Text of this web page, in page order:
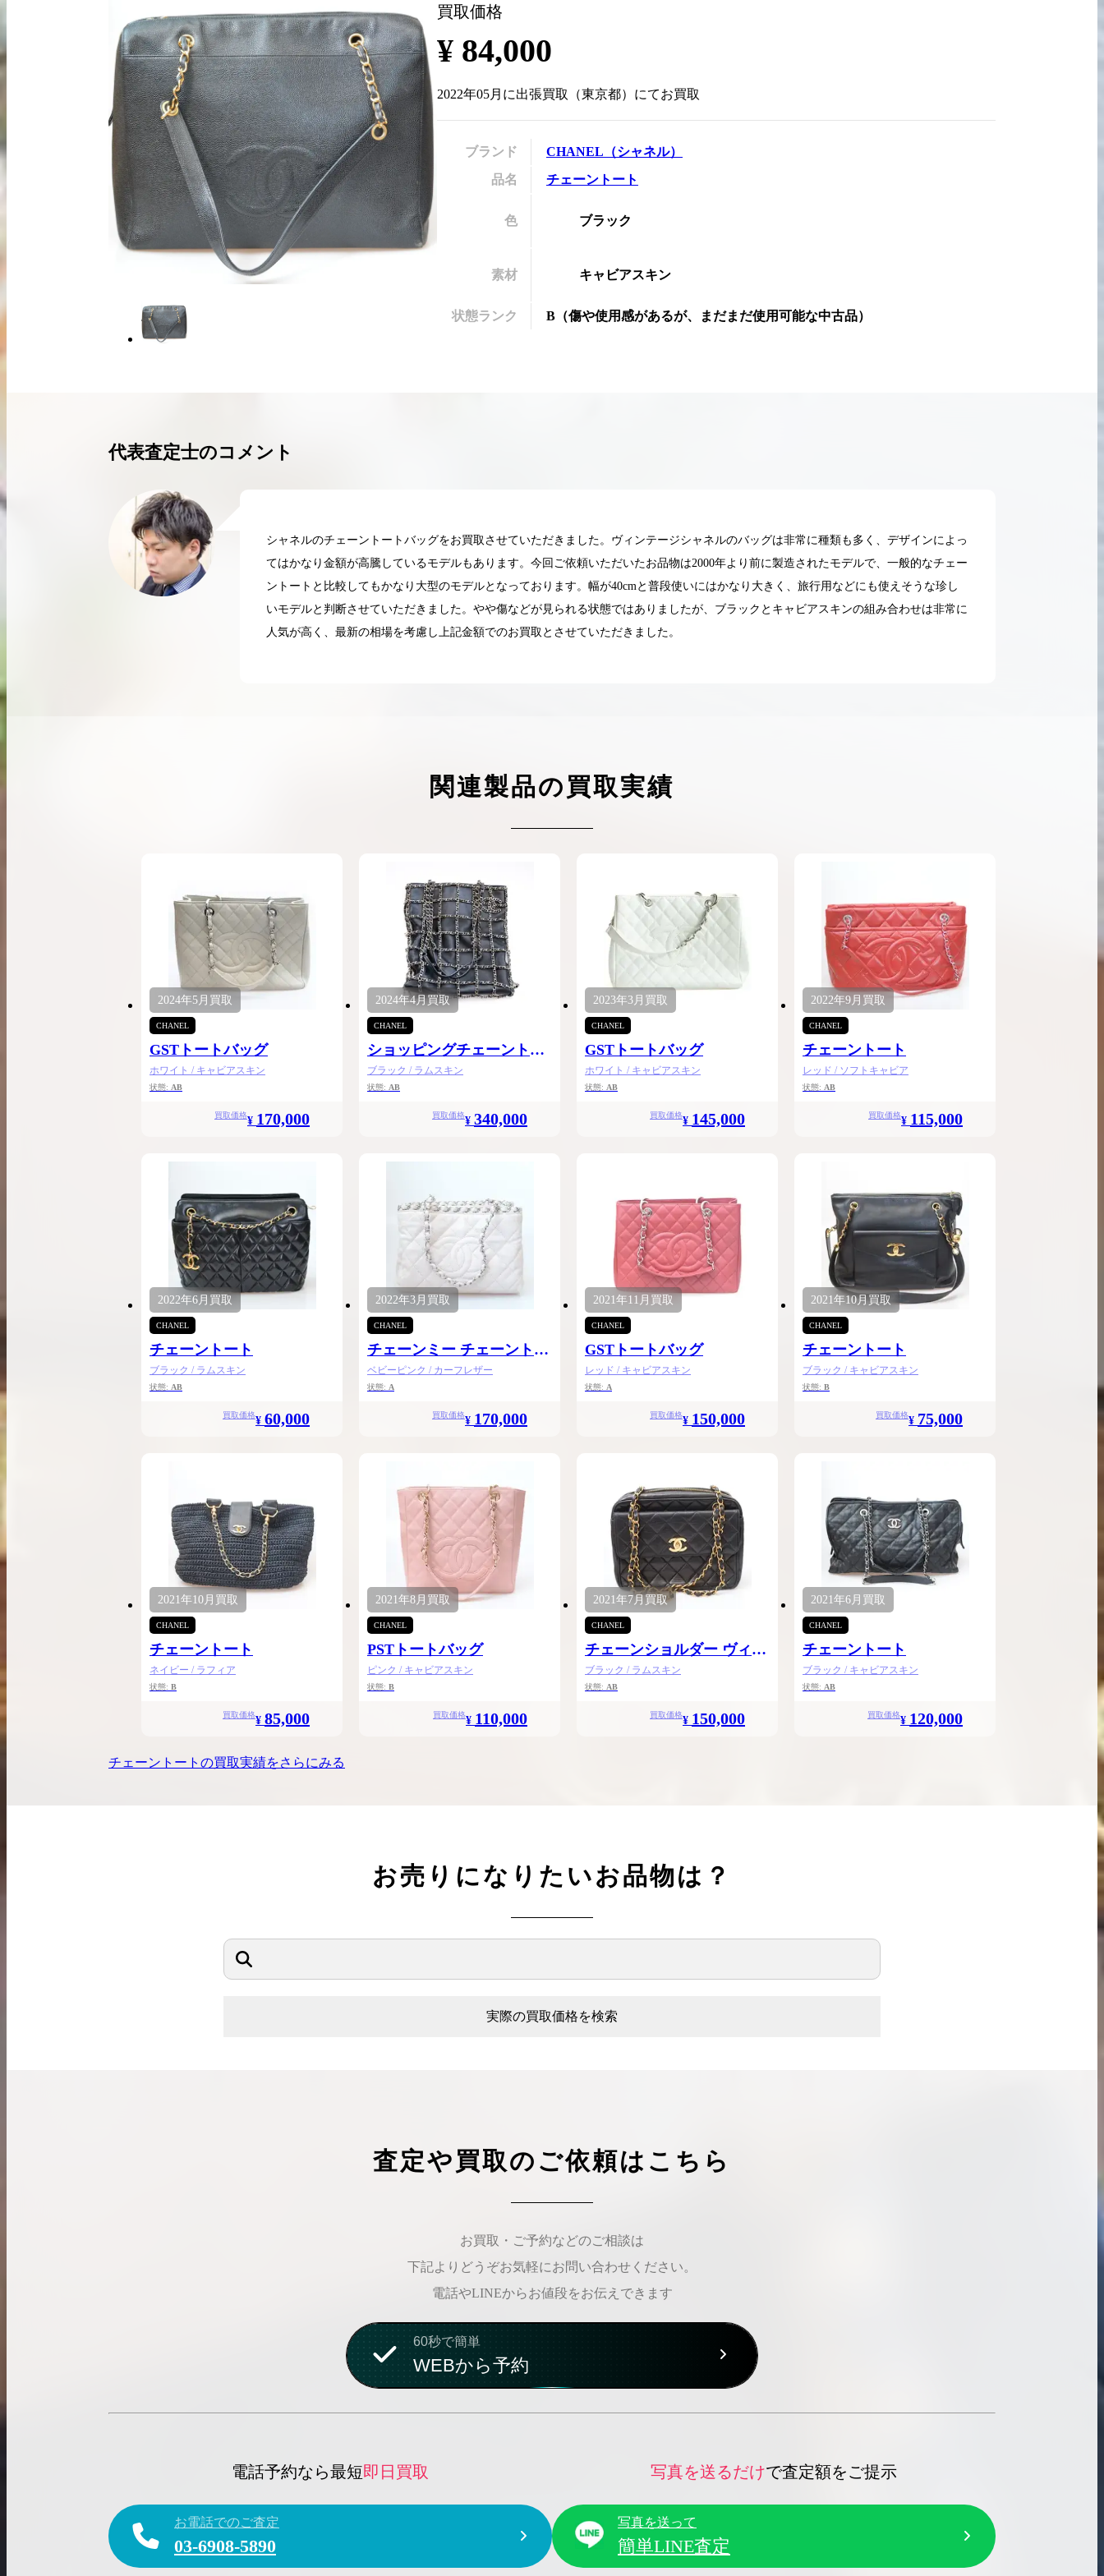
出張買取の
お申込み
LINE査定
ップしています
買取価格
¥ 84,000
2022年05月 に出張買取 （東京都）にてお買取
ブランド CHANEL （シャネル）
品名
チェーントート
色 ブラック
素材 キャビアスキン
状態ランク B （傷や使用感があるが、まだまだ使用可能な中古品）
代表査定士のコメント
シャネルのチェーントートバッグをお買取させていただきました。ヴィンテージシャネルのバッグは非常に種類も多く、デザインによっ
てはかなり金額が高騰しているモデルもあります。今回ご依頼いただいたお品物は2000年より前に製造されたモデルで、一般的なチェー
ントートと比較してもかなり大型のモデルとなっております。幅が40cmと普段使いにはかなり大きく、旅行用などにも使えそうな珍し
いモデルと判断させていただきました。やや傷などが見られる状態ではありましたが、ブラックとキャビアスキンの組み合わせは非常に
人気が高く、最新の相場を考慮し上記金額でのお買取とさせていただきました。
関連製品の買取実績
2024年5月 買取
CHANEL
GSTトートバッグ
ホワイト / キャビアスキン
状態: AB
買取価格¥ 170,000
2024年4月買取
CHANEL
ショッピングチェーントー
ト
ブラック / ラムスキン
状態: AB
買取価格¥ 340,000
2023年3月 買取
CHANEL
GSTトートバッグ
ホワイト / キャビアスキン
状態: AB
買取価格¥ 145,000
2022年9月 買取
CHANEL
チェーントート
レッド / ソフトキャビア
状態: AB
買取価格¥ 115,000
2022年6月 買取
CHANEL
チェーントート
ブラック / ラムスキン
状態: AB
買取価格¥ 60,000
2022年3月 買取
CHANEL
チェーンミー チェーントー
ト
ベビーピンク / カーフレザー
状態: A
買取価格¥ 170,000
2021年11月 買取
CHANEL
GSTトートバッグ
レッド / キャビアスキン
状態: A
買取価格¥ 150,000
2021年10月買取
CHANEL
チェーントート
ブラック / キャビアスキン
状態: B
買取価格¥ 75,000
2021年10月 買取
CHANEL
チェーントート
ネイビー / ラフィア
状態: B
買取価格¥ 85,000
2021年8月 買取
CHANEL
PSTトートバッグ
ピンク / キャビアスキン
状態: B
買取価格¥ 110,000
2021年7月買取
CHANEL
チェーンショルダー ヴィン
テージ
ブラック / ラムスキン
状態: AB
買取価格¥ 150,000
2021年6月 買取
CHANEL
チェーントート
ブラック / キャビアスキン
状態: AB
買取価格¥ 120,000
チェーントート の買取実績をさらにみる
お売りになりたいお品物は？
実際の買取価格を検索
査定や買取のご依頼はこちら
お買取・ご予約などのご相談は
下記よりどうぞお気軽にお問い合わせください。
電話やLINEからお値段をお伝えできます
60秒で簡単
WEBから予約
電話予約なら最短即日買取
お電話でのご査定
03-6908-5890
写真を送るだけで査定額をご提示
写真を送って
簡単LINE査定